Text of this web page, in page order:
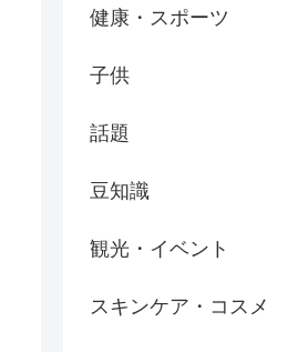
健康・スポーツ
子供
話題
豆知識
観光・イベント
スキンケア・コスメ